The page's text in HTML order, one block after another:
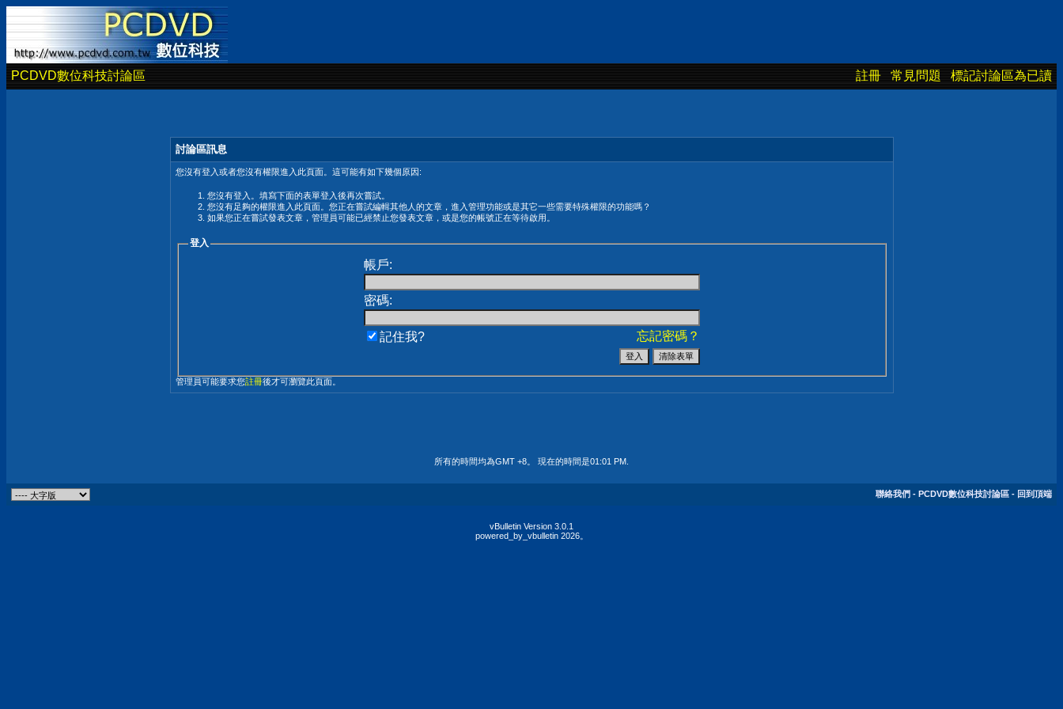
PCDVD數位科技討論區 註冊 常見問題 標記討論區為已讀
討論區訊息
您沒有登入或者您沒有權限進入此頁面。這可能有如下幾個原因:
您沒有登入。填寫下面的表單登入後再次嘗試。
您沒有足夠的權限進入此頁面。您正在嘗試編輯其他人的文章，進入管理功能或是其它一些需要特殊權限的功能嗎？
如果您正在嘗試發表文章，管理員可能已經禁止您發表文章，或是您的帳號正在等待啟用。
登入
帳戶:
密碼:
忘記密碼？
記住我?
管理員可能要求您註冊後才可瀏覽此頁面。
所有的時間均為GMT +8。 現在的時間是01:01 PM
聯絡我們 - PCDVD數位科技討論區 - 回到頂端
vBulletin Version 3.0.1
powered_by_vbulletin 2026。